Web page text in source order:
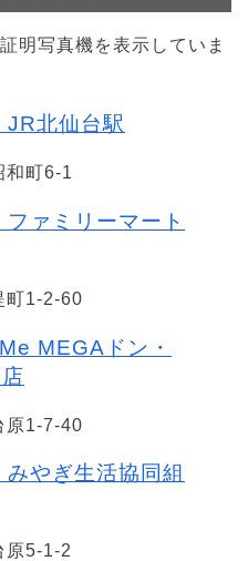
明写真機を表示していま
北仙台駅
和町6-1
ァミリーマート
町1-2-60
MEGAドン・
原1-7-40
やぎ生活協同組
原5-1-2